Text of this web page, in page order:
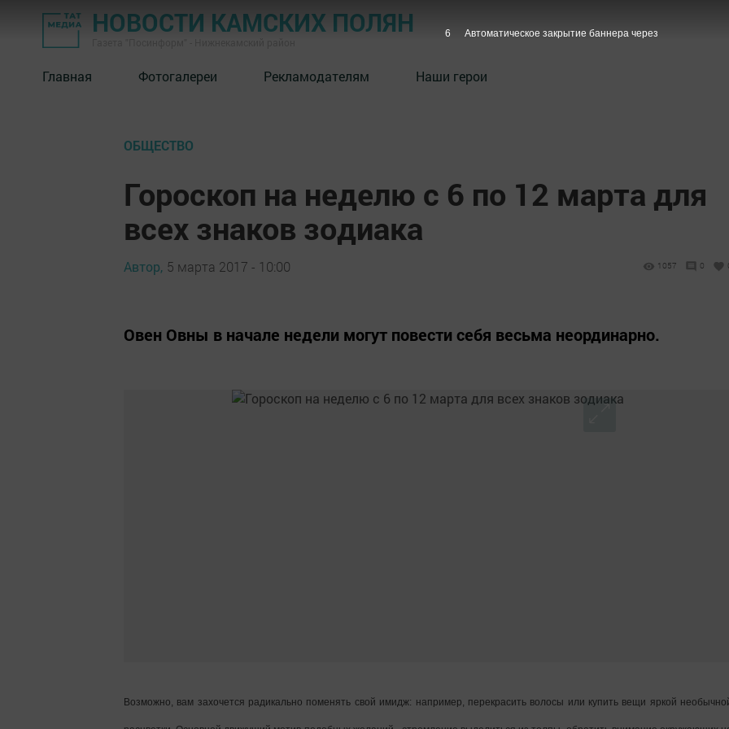
НОВОСТИ КАМСКИХ ПОЛЯН
Главная Фотогалереи Рекламодателям Наши герои
ОБЩЕСТВО
Гороскоп на неделю с 6 по 12 марта для
всех знаков зодиака
Автор, 5 марта 2017 - 10:00 1057 0
Овен Овны в начале недели могут повести себя весьма неординарно.
Возможно, вам захочется радикально поменять свой имидж: например, перекрасить волосы или купить вещи яркой
5 Автоматическое закрытие баннера через